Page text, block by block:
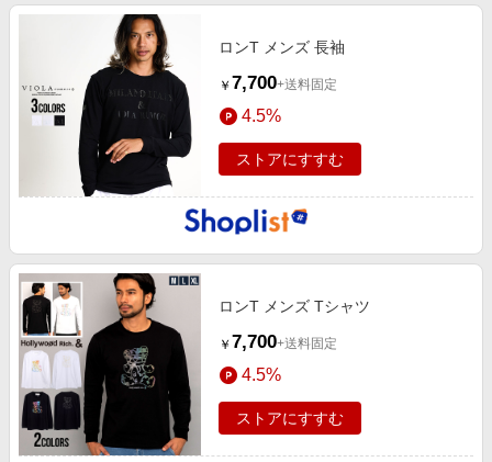
ロンT メンズ 長袖
￥ 7,700+送料固定
4.5%
ストアにすすむ
ロンT メンズ Tシャツ
￥ 7,700+送料固定
4.5%
ストアにすすむ